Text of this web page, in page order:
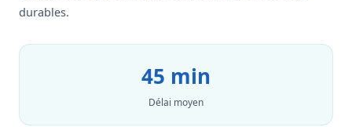
durables.
45 min
Délai moyen